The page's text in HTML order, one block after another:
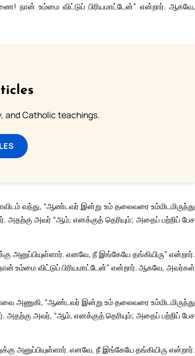
உம்மை விட்டுப் பிரியமாட்டேன்” என்றார். ஆகவே,
and Catholic teachings.
வந்து, “ஆண்டவர் இன்று உம் தலைவரை உம்மிடமிருந்து
அதற்கு அவர் “ஆம், எனக்குத் தெரியும்; அதைப் பற்றிப் பேச
எனவே, நீ இங்கேயே தங்கியிரு” என்றார்.
விட்டுப் பிரியமாட்டேன்” என்றார். ஆகவே, அவர்கள்
அணுகி, “ஆண்டவர் இன்று உம் தலைவரை உம்மிடமிருந்து
அதற்கு அவர், “ஆம், எனக்குத் தெரியும்; அதைப் பற்றிப் பேச
அனுப்பியுள்ளார். எனவே, நீ இங்கேயே தங்கியிரு என்றார்.